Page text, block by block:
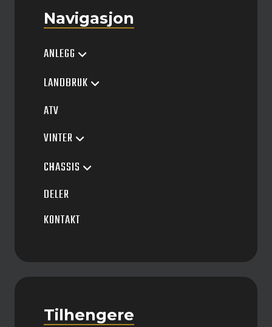
Navigasjon
ANLEGG
LANDBRUK
ATV
VINTER
CHASSIS
DELER
KONTAKT
Tilhengere